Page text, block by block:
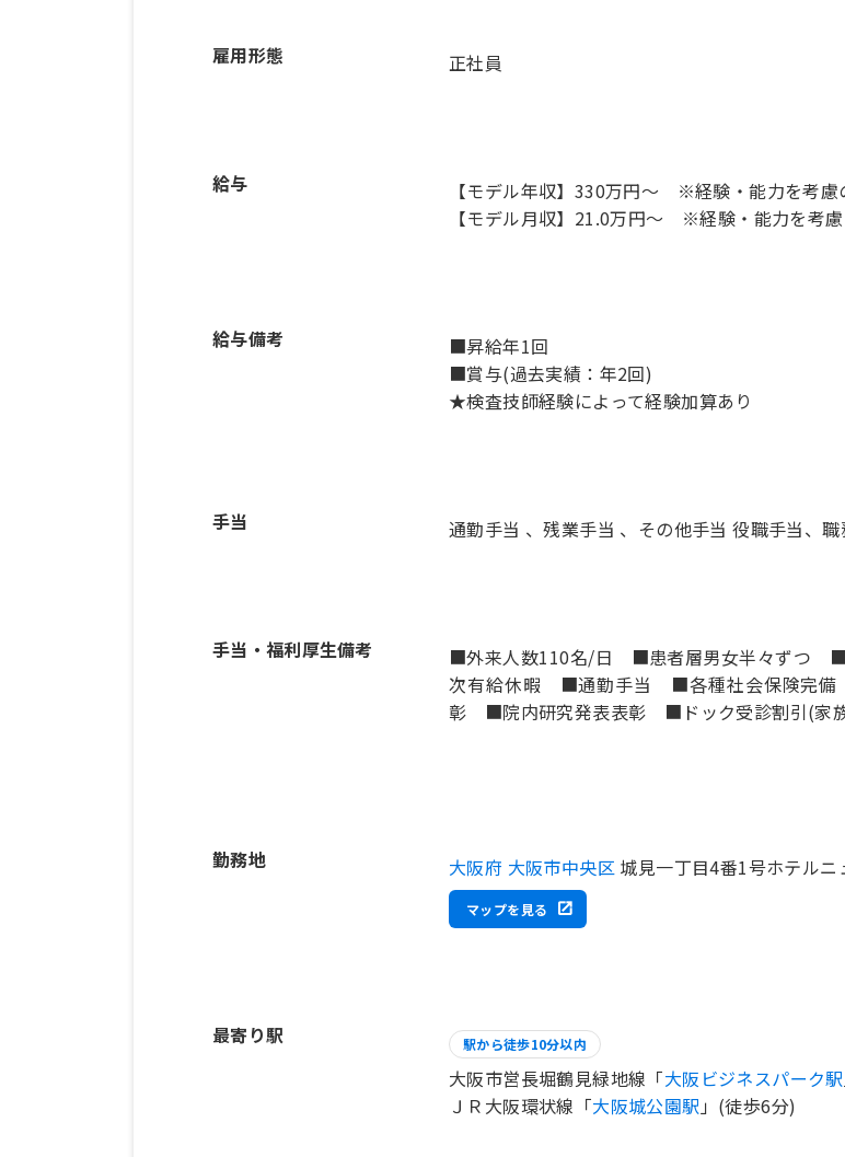
雇用形態 正社員
給与
【モデル年収】330万円〜 ※経験・能力を考慮
【モデル月収】21.0万円〜 ※経験・能力を考
給与備考
■昇給年1回
■賞与(過去実績：年2回)
★検査技師経験によって経験加算あり
手当 通勤手当 、残業手当 、その他手当 役職手当、
手当・福利厚生備考
■外来人数110名/日 ■患者層男女半々ずつ
次有給休暇 ■通勤手当 ■各種社会保険完
彰 ■院内研究発表表彰 ■ドック受診割引(家
勤務地 大阪府 大阪市中央区 城見一丁目4番1号ホテル
マップを見る
最寄り駅 駅から徒歩10分以内
大阪市営長堀鶴見緑地線「大阪ビジネスパーク駅
ＪＲ大阪環状線「大阪城公園駅 」(徒歩6分)